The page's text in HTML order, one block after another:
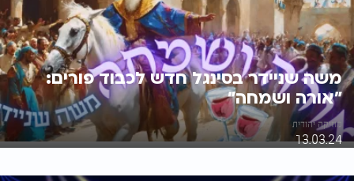
משה שניידר בסינגל חדש לכבוד פורים:
"אורה ושמחה"
מוזיקה יהודית
13.03.24